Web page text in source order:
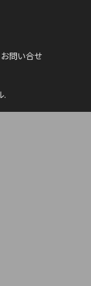
お問い合せ
.